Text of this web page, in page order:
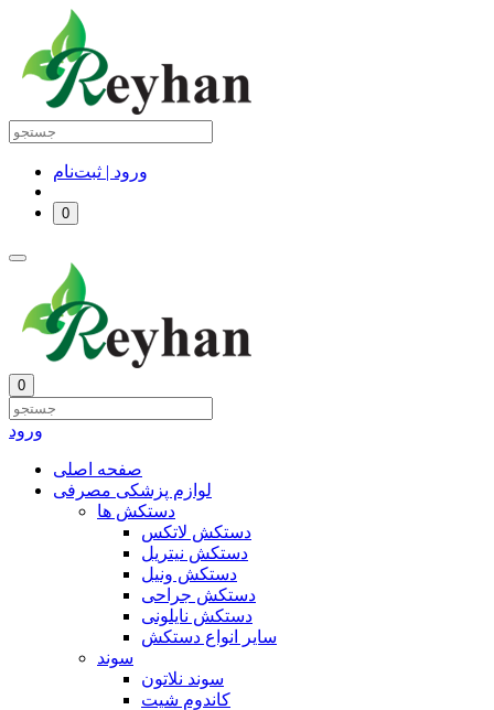
ورود | ثبت‌نام
0
0
ورود
صفحه اصلی
لوازم پزشکی مصرفی
دستکش ها
دستکش لاتکس
دستکش نیتریل
دستکش ونیل
دستکش جراحی
دستکش نایلونی
سایر انواع دستکش
سوند
سوند نلاتون
کاندوم شیت